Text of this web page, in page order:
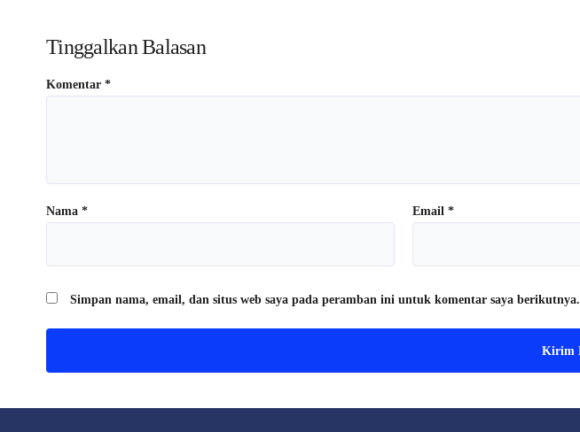
Tinggalkan Balasan
Komentar *
Nama * Email*
Simpan nama, email, dan situs web saya pada peramban ini untuk komentar saya berikutnya.